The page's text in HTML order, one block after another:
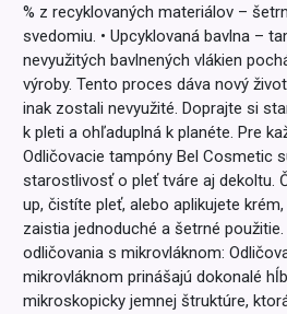
% z recyklovaných materiálov –
svedomiu. • Upcyklovaná bavlna –
nevyužitých bavlnených vlákien
výroby. Tento proces dáva nový
inak zostali nevyužité. Doprajte si
k pleti a ohľaduplná k planéte. Pre
Odličovacie tampóny Bel Cosmetic
starostlivosť o pleť tváre aj dekoltu.
up, čistíte pleť, alebo aplikujete
zaistia jednoduché a šetrné
odličovania s mikrovláknom:
mikrovláknom prinášajú dokonalé
mikroskopicky jemnej štruktúre,